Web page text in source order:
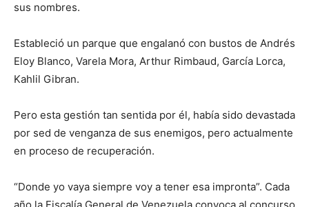
sus nombres.
Estableció un parque que engalanó con bustos de Andrés
Eloy Blanco, Varela Mora, Arthur Rimbaud, García Lorca,
Kahlil Gibran.
Pero esta gestión tan sentida por él, había sido devastada
por sed de venganza de sus enemigos, pero actualmente
en proceso de recuperación.
“Donde yo vaya siempre voy a tener esa impronta”. Cada